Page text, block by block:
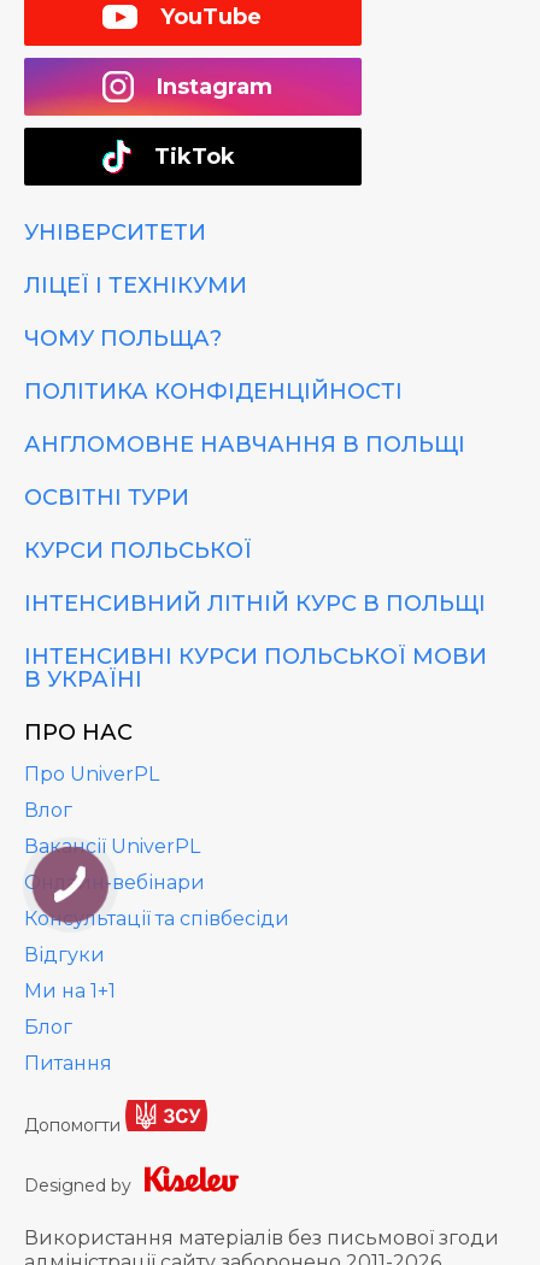
YouTube
Instagram
TikTok
УНІВЕРСИТЕТИ
ЛІЦЕЇ І ТЕХНІКУМИ
ЧОМУ ПОЛЬЩА?
ПОЛІТИКА КОНФІДЕНЦІЙНОСТІ
АНГЛОМОВНЕ НАВЧАННЯ В ПОЛЬЩІ
ОСВІТНІ ТУРИ
КУРСИ ПОЛЬСЬКОЇ
ІНТЕНСИВНИЙ ЛІТНІЙ КУРС В ПОЛЬЩІ
ІНТЕНСИВНІ КУРСИ ПОЛЬСЬКОЇ МОВИ
В УКРАЇНІ
ПРО НАС
Про UniverPL
Влог
Вакансії UniverPL
Онлайн-вебінари
Консультації та співбесіди
Відгуки
Ми на 1+1
Блог
Питання
Використання матеріалів без письмової згоди
Designed by
Допомогти